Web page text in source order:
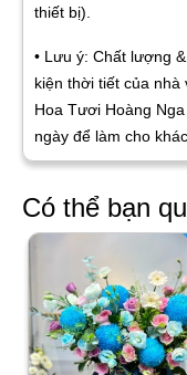
thiết bị).
• Lưu ý: Chất lượng
kiện thời tiết của
Hoa Tươi Hoàng
ngày để làm cho
Có thể bạn